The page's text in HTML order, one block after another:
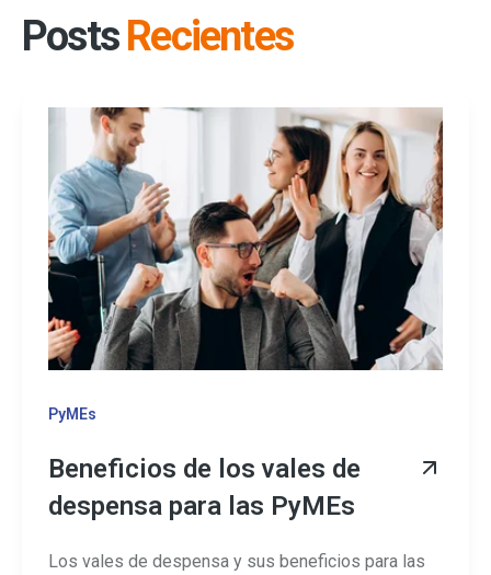
PostsRecientes
PyMEs
Beneficios de los vales de
despensa para las PyMEs
Los vales de despensa y sus beneficios para las